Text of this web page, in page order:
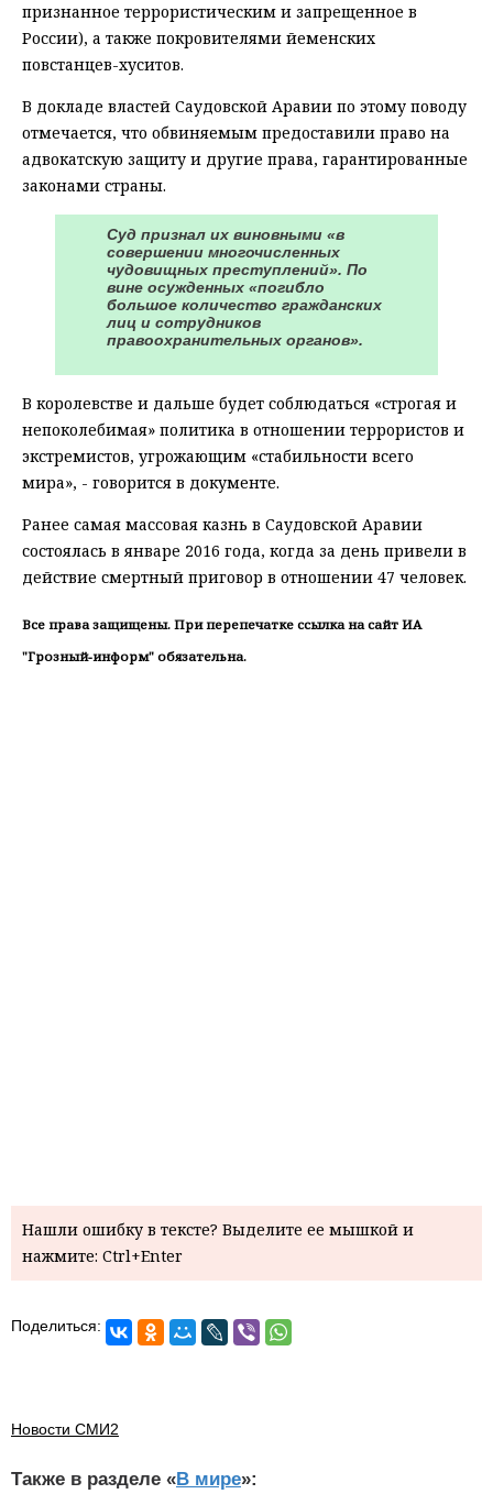
признанное террористическим и запрещенное в
России), а также покровителями йеменских
повстанцев-хуситов.
В докладе властей Саудовской Аравии по этому поводу
отмечается, что обвиняемым предоставили право на
адвокатскую защиту и другие права, гарантированные
законами страны.
Суд признал их виновными «в
совершении многочисленных
чудовищных преступлений». По
вине осужденных «погибло
большое количество гражданских
лиц и сотрудников
правоохранительных органов».
В королевстве и дальше будет соблюдаться «строгая и
непоколебимая» политика в отношении террористов и
экстремистов, угрожающим «стабильности всего
мира», - говорится в документе.
Ранее самая массовая казнь в Саудовской Аравии
состоялась в январе 2016 года, когда за день привели в
действие смертный приговор в отношении 47 человек.
Все права защищены. При перепечатке ссылка на сайт ИА
"Грозный-информ" обязательна.
Нашли ошибку в тексте? Выделите ее мышкой и
нажмите: Ctrl+Enter
Поделиться:
Новости СМИ2
Также в разделе «В мире»: